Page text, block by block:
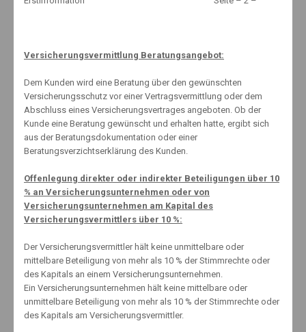
Punkte
Rote Ampel überfahren : bisher 3 Punkte, zukünftig 2 Punkte
0,8 Promille Alkohol : bisher 4 Punkte, zukünftig 2 Punkte
Verkehrsgefährdung unter Alkohol
zukünftig 2 Punkte
Telefonieren mit dem Handy : bisher 1 Punkt, zukünftig 1
Punkt
Vorfahrt missachtet : bisher 3 Punkte, zukünftig 1 Punkt
Gefährliches Überholmanöver
: bisher 2 Punkte, zukünftig 1
Punkt
Versicherungsvermittlung Beratungsangebot:
Dem Kunden wird eine Beratung über den gewünschten
Versicherungsschutz vor einer Vertragsvermittlung oder dem
Abschluss eines Versicherungsvertrages angeboten. Ob der
Kunde eine Beratung gewünscht und erhalten hatte, ergibt sich
aus der Beratungsdokumentation oder einer
Beratungsverzichtserklärung des Kunden.
Offenlegung direkter oder indirekter Beteiligungen über 10
% an Versicherungsunternehmen oder von
Versicherungsunternehmen am Kapital des
Versicherungsvermittlers über 10 %:
Der Versicherungsvermittler hält keine unmittelbare oder
mittelbare Beteiligung von mehr als 10 % der Stimmrechte oder
des Kapitals an einem Versicherungsunternehmen.
Ein Versicherungsunternehmen hält keine mittelbare oder
unmittelbare Beteiligung von mehr als 10 % der Stimmrechte oder
des Kapitals am Versicherungsvermittler.